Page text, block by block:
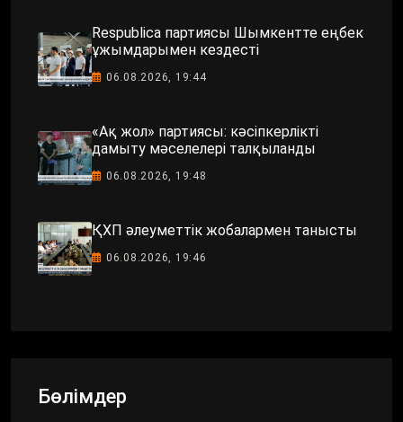
Respublica партиясы Шымкентте еңбек
ұжымдарымен кездесті
06.08.2026, 19:44
«Ақ жол» партиясы: кәсіпкерлікті
дамыту мәселелері талқыланды
06.08.2026, 19:48
ҚХП әлеуметтік жобалармен танысты
06.08.2026, 19:46
Бөлімдер